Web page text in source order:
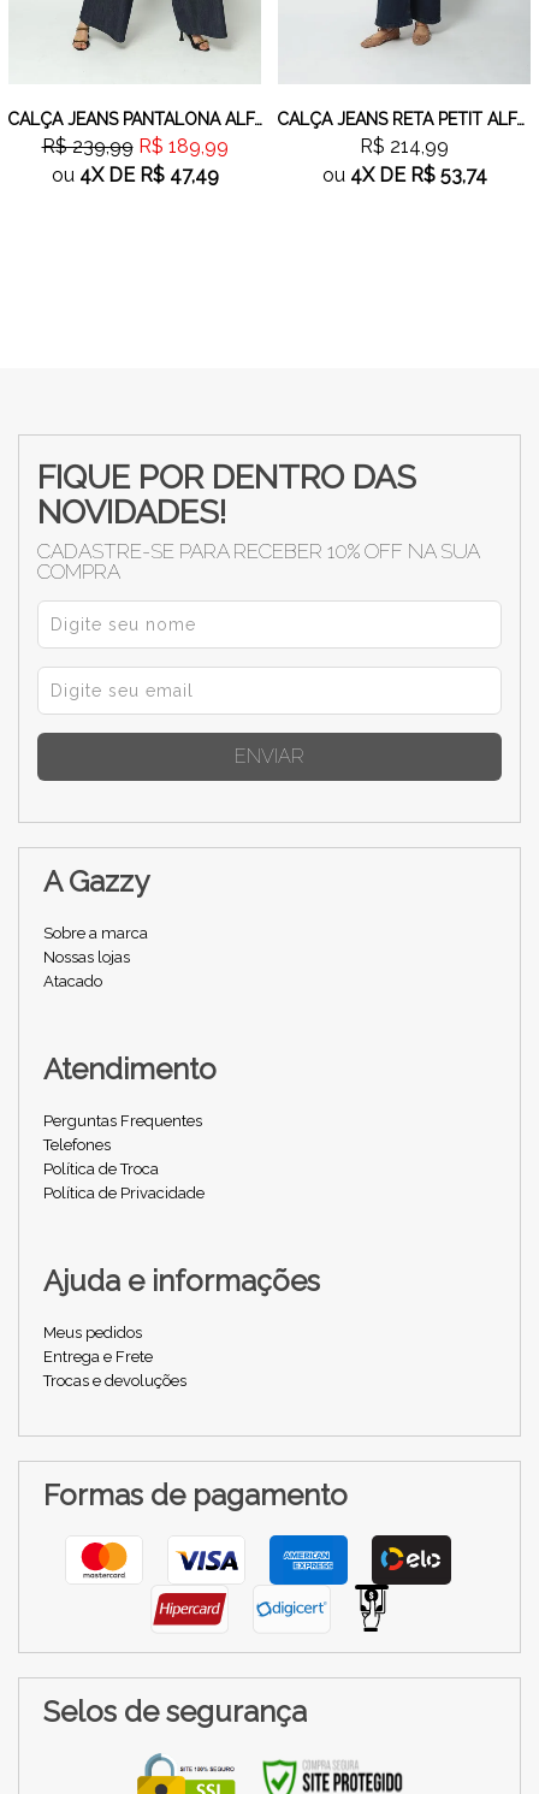
CALÇA JEANS PANTALONA ALFAIATARIA
R$ 239,99 R$ 189,99
ou 4XDE R$ 47,49
CALÇA JEANS RETA PETIT ALFAIATARIA
R$ 214,99
ou 4XDE R$ 53,74
FIQUE POR DENTRO DAS
NOVIDADES!
CADASTRE-SE PARA RECEBER 10% OFF NA SUA
COMPRA
ENVIAR
A Gazzy
Sobre a marca
Nossas lojas
Atacado
Atendimento
Perguntas Frequentes
Telefones
Política de Troca
Política de Privacidade
Ajuda e informações
Meus pedidos
Entrega e Frete
Trocas e devoluções
Formas de pagamento
Selos de segurança